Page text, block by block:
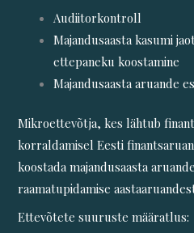
Audiitorkontroll
Majandusaasta kasumi
ettepaneku koostamine
Majandusaasta aruande
Mikroettevõtja, kes lähtub
korraldamisel Eesti
koostada majandusaasta
raamatupidamise
Ettevõtete suuruste määratlus: